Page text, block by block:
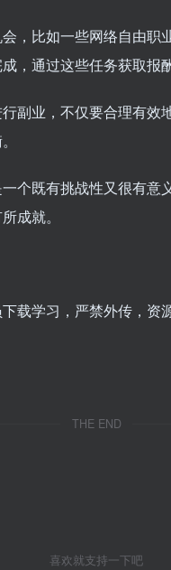
，比如一些网络自由
，通过这些任务获取报
副业，不仅要合理有效
个既有挑战性又很有意
成就。
载学习，严禁外传，
THE END
喜欢就支持一下吧